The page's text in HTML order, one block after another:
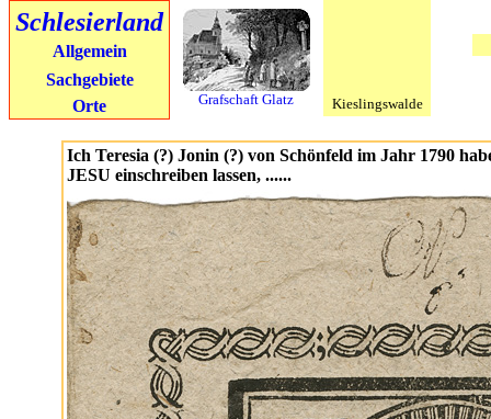
Kieslingswalde
Grafschaft Glatz
Schlesierland
Allgemein
Sachgebiete
Orte
Ich Teresia (?) Jonin (?) von Schönfeld im Jahr 1790
JESU einschreiben lassen, ......